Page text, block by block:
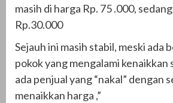
masih di harga Rp. 75 .000,
Rp.30.000
Sejauh ini masih stabil, meski ada
pokok yang mengalami kenaikkan
ada penjual yang “nakal” dengan
menaikkan harga ,”